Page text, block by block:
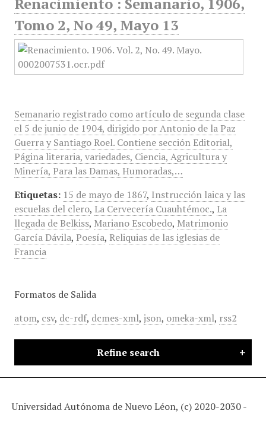
Tomo 2, No 49, Mayo 13
Semanario registrado como artículo de segunda clase
el 5 de junio de 1904, dirigido por Antonio de la Paz
Guerra y Santiago Roel. Contiene sección Editorial,
Página literaria, variedades, Ciencia, Agricultura y
Minería, Para las Damas, Humoradas,…
Etiquetas: 15 de mayo de 1867, Instrucción laica y las
escuelas del clero, La Cervecería Cuauhtémoc., La
llegada de Belkiss, Mariano Escobedo, Matrimonio
García Dávila, Poesía, Reliquias de las iglesias de
Francia
Formatos de Salida
atom, csv, dc-rdf, dcmes-xml, json, omeka-xml, rss2
Refine search
Universidad Autónoma de Nuevo Léon, (c) 2020-2030 -